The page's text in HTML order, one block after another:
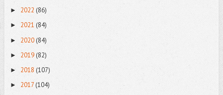
► 2022 (86)
► 2021 (84)
► 2020(84)
► 2019(82)
► 2018 (107)
► 2017 (104)